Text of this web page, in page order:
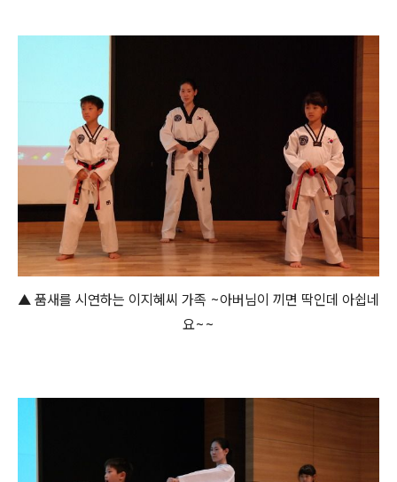
▲ 품새를 시연하는 이지혜씨 가족 ~아버님이 끼면 딱인데 아쉽네
요~~